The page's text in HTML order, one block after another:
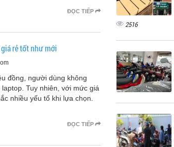
ĐỌC TIẾP
rẻ tốt như mới
đồng, người dùng không
Tuy nhiên, với mức giá
nhiều yếu tố khi lựa chọn.
ĐỌC TIẾP
2516